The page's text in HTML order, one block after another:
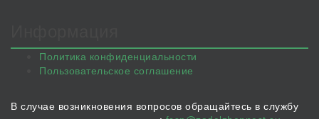
Политика конфиденциальности
Пользовательское соглашение
В случае возникновения вопросов обращайтесь в службу